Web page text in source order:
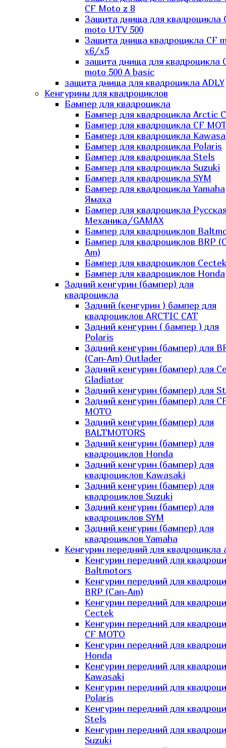
CF Moto z 8
Защита днища для квадроцикла
moto UTV 500
Защита днища квадроцикла СF
x6/x5
защита днища для квадроцикла
moto 500 A basic
защита днища для квадроцикла ADLY
Кенгурины для квадроциклов
Бампер для квадроцикла
Бампер для квадроцикла Arctic
Бампер для квадроцикла CF
Бампер для квадроцикла
Бампер для квадроцикла Polaris
Бампер для квадроцикла Stels
Бампер для квадроцикла Suzuki
Бампер для квадроцикла SYM
Бампер для квадроцикла Yamaha
Ямаха
Бампер для квадроцикла
Механика/GAMAX
Бампер для квадроциклов
Бампер для квадроциклов BRP
Am)
Бампер для квадроциклов Cectek
Бампер для квадроциклов Honda
Задний кенгурин (бампер) для
квадроцикла
Задний (кенгурин ) бампер для
квадроциклов ARCTIC CAT
Задний кенгурин ( бампер ) для
Polaris
Задний кенгурин (бампер) для
(Can-Am) Outlader
Задний кенгурин (бампер) для
Gladiator
Задний кенгурин (бампер) для
Задний кенгурин (бампер) для
MOTO
Задний кенгурин (бампер) для
BALTMOTORS
Задний кенгурин (бампер) для
квадроциклов Honda
Задний кенгурин (бампер) для
квадроциклов Kawasaki
Задний кенгурин (бампер) для
квадроциклов Suzuki
Задний кенгурин (бампер) для
квадроциклов SYM
Задний кенгурин (бампер) для
квадроциклов Yamaha
Кенгурин передний для квадроцикла
Кенгурин передний для
Baltmotors
Кенгурин передний для
BRP (Can-Am)
Кенгурин передний для
Cectek
Кенгурин передний для
CF MOTO
Кенгурин передний для
Honda
Кенгурин передний для
Kawasaki
Кенгурин передний для
Polaris
Кенгурин передний для
Stels
Кенгурин передний для
Suzuki